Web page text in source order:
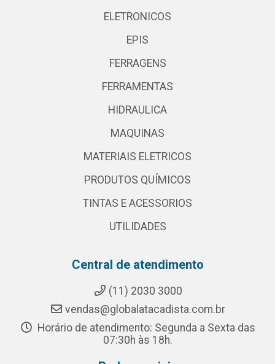
ELETRONICOS
EPIS
FERRAGENS
FERRAMENTAS
HIDRAULICA
MAQUINAS
MATERIAIS ELETRICOS
PRODUTOS QUÍMICOS
TINTAS E ACESSORIOS
UTILIDADES
Central de atendimento
(11) 2030 3000
vendas@globalatacadista.com.br
Horário de atendimento: Segunda a Sexta das
07:30h às 18h.